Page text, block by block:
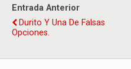
Entrada Anterior
Durito Y Una De Falsas
Opciones.